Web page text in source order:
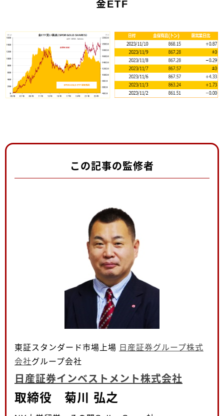
金ETF
この記事の監修者
東証スタンダード市場上場 日産証券グループ株式
会社グループ会社
日産証券インベストメント株式会社
取締役 菊川 弘之